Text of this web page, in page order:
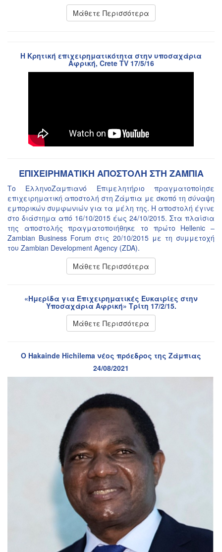
Μάθετε Περισσότερα
Η Κρητική επιχειρηματικότητα στην υποσαχάρια
Αφρική, Crete TV 17/5/16
ΕΠΙΧΕΙΡΗΜΑΤΙΚΗ ΑΠΟΣΤΟΛΗ ΣΤΗ ΖΑΜΠΙΑ
Το ΕλληνοΖαμπιανό Επιμελητήριο πραγματοποίησε
επιχειρηματική αποστολή στη Ζάμπια με σκοπό τη σύναψη
εμπορικών συμφωνιών για τα μέλη της. Η αποστολή έγινε
στο διάστημα από 16/10/2015 έως 24/10/2015. Στα πλαίσια
της αποστολής πραγματοποιήθηκε το πρώτο Hellenic –
Zambian Business Forum στις 20/10/2015 με τη συμμετοχή
του Zambian Development Agency (ZDA).
Μάθετε Περισσότερα
«Ημερίδα για Επιχειρηματικές Ευκαιρίες στην
Υποσαχάρια Αφρική» Τρίτη 17/2/15.
Μάθετε Περισσότερα
Ο Hakainde Hichilema νέος πρόεδρος της Ζάμπιας
24/08/2021